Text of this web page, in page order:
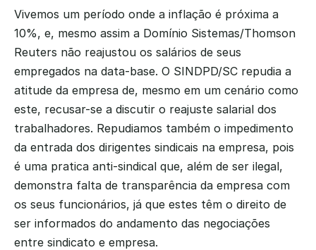
Vivemos um período onde a inflação é próxima a
10%, e, mesmo assim a Domínio Sistemas/Thomson
Reuters não reajustou os salários de seus
empregados na data-base. O SINDPD/SC repudia a
atitude da empresa de, mesmo em um cenário como
este, recusar-se a discutir o reajuste salarial dos
trabalhadores. Repudiamos também o impedimento
da entrada dos dirigentes sindicais na empresa, pois
é uma pratica anti-sindical que, além de ser ilegal,
demonstra falta de transparência da empresa com
os seus funcionários, já que estes têm o direito de
ser informados do andamento das negociações
entre sindicato e empresa.